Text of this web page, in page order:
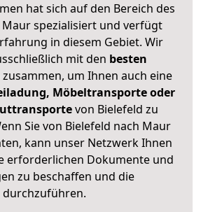
hat sich auf den Bereich des
Maur spezialisiert und verfügt
in diesem Gebiet. Wir
mit den besten
zusammen, um Ihnen auch eine
Möbeltransporte oder
von Bielefeld zu
Sie von Bielefeld nach Maur
kann unser Netzwerk Ihnen
erforderlichen Dokumente und
zu beschaffen und die
durchzuführen.